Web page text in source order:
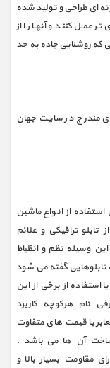
ای طراحی و تولید شده
عمل کنند و آنها را از
که روشنایی جاده به حد
مندرج در سایت جهان
از انواع ماشین
ترافيکي و علائم
وسیله نظم و انظباط
تابلوهایی گفته می شود
از برخی از این
نام هرکوچه کاربرد
با قیمت های متفاوت
آن ها می باشد .
مقاومت بسیار بالا و